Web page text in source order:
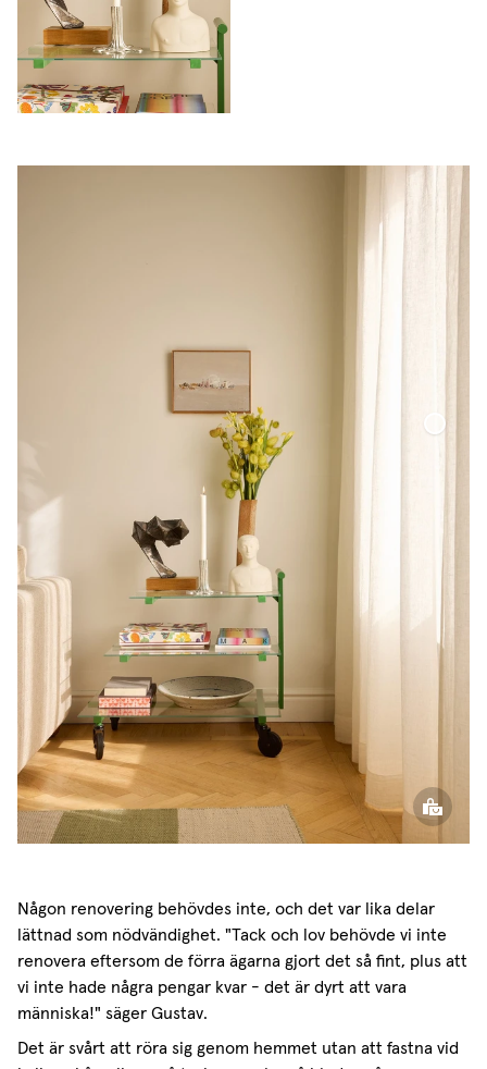
Någon renovering behövdes inte, och det var lika delar
lättnad som nödvändighet. "Tack och lov behövde vi inte
renovera eftersom de förra ägarna gjort det så fint, plus att
vi inte hade några pengar kvar - det är dyrt att vara
människa!" säger Gustav.
Det är svårt att röra sig genom hemmet utan att fastna vid